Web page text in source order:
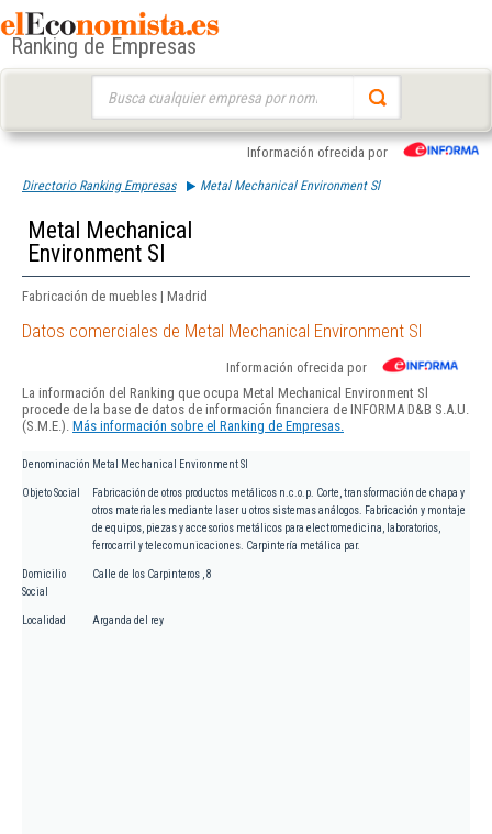
Ranking de Empresas
Información ofrecida por
Directorio Ranking Empresas Metal Mechanical Environment Sl
Metal Mechanical
Environment Sl
Fabricación de muebles | Madrid
Datos comerciales de Metal Mechanical Environment Sl
Información ofrecida por
La información del Ranking que ocupa Metal Mechanical Environment Sl
procede de la base de datos de información financiera de INFORMA D&B S.A.U.
(S.M.E.). Más información sobre el Ranking de Empresas.
Denominación Metal Mechanical Environment Sl
Objeto Social
Fabricación de otros productos metálicos n.c.o.p. Corte, transformación de chapa y
otros materiales mediante laser u otros sistemas análogos. Fabricación y montaje
de equipos, piezas y accesorios metálicos para electromedicina, laboratorios,
ferrocarril y telecomunicaciones. Carpintería metálica par.
Domicilio
Social
Calle de los Carpinteros , 8
Localidad Arganda del rey